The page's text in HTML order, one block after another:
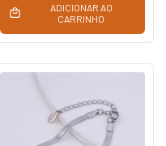
ADICIONAR AO
CARRINHO